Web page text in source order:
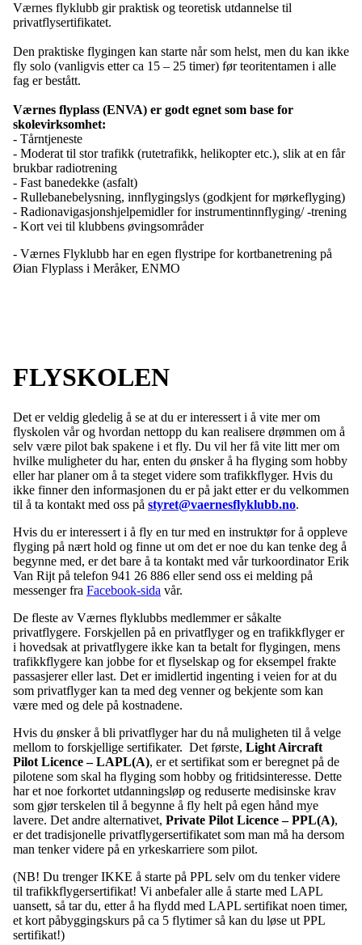
Værnes flyklubb gir praktisk og teoretisk utdannelse til
privatflysertifikatet.
Den praktiske flygingen kan starte når som helst, men du kan ikke
fly solo (vanligvis etter ca 15 – 25 timer) før teoritentamen i alle
fag er bestått.
Værnes flyplass (ENVA) er godt egnet som base for
skolevirksomhet:
- Tårntjeneste
- Moderat til stor trafikk (rutetrafikk, helikopter etc.), slik at en får
brukbar radiotrening
- Fast banedekke (asfalt)
- Rullebanebelysning, innflygingslys (godkjent for mørkeflyging)
- Radionavigasjonshjelpemidler for instrumentinnflyging/ -trening
- Kort vei til klubbens øvingsområder
- Værnes Flyklubb har en egen flystripe for kortbanetrening på
Øian Flyplass i Meråker, ENMO
FLYSKOLEN
Det er veldig gledelig å se at du er interessert i å vite mer om
flyskolen vår og hvordan nettopp du kan realisere drømmen om å
selv være pilot bak spakene i et fly. Du vil her få vite litt mer om
hvilke muligheter du har, enten du ønsker å ha flyging som hobby
eller har planer om å ta steget videre som trafikkflyger. Hvis du
ikke finner den informasjonen du er på jakt etter er du velkommen
til å ta kontakt med oss på styret@vaernesflyklubb.no.
Hvis du er interessert i å fly en tur med en instruktør for å oppleve
flyging på nært hold og finne ut om det er noe du kan tenke deg å
begynne med, er det bare å ta kontakt med vår turkoordinator Erik
Van Rijt på telefon 941 26 886 eller send oss ei melding på
messenger fra Facebook-sida vår.
De fleste av Værnes flyklubbs medlemmer er såkalte
privatflygere. Forskjellen på en privatflyger og en trafikkflyger er
i hovedsak at privatflygere ikke kan ta betalt for flygingen, mens
trafikkflygere kan jobbe for et flyselskap og for eksempel frakte
passasjerer eller last. Det er imidlertid ingenting i veien for at du
som privatflyger kan ta med deg venner og bekjente som kan
være med og dele på kostnadene.
Hvis du ønsker å bli privatflyger har du nå muligheten til å velge
mellom to forskjellige sertifikater. Det første, Light Aircraft
Pilot Licence – LAPL(A), er et sertifikat som er beregnet på de
pilotene som skal ha flyging som hobby og fritidsinteresse. Dette
har et noe forkortet utdanningsløp og reduserte medisinske krav
som gjør terskelen til å begynne å fly helt på egen hånd mye
lavere. Det andre alternativet, Private Pilot Licence – PPL(A),
er det tradisjonelle privatflygersertifikatet som man må ha dersom
man tenker videre på en yrkeskarriere som pilot.
(NB! Du trenger IKKE å starte på PPL selv om du tenker videre
til trafikkflygersertifikat! Vi anbefaler alle å starte med LAPL
uansett, så tar du, etter å ha flydd med LAPL sertifikat noen timer,
et kort påbyggingskurs på ca 5 flytimer så kan du løse ut PPL
sertifikat!)